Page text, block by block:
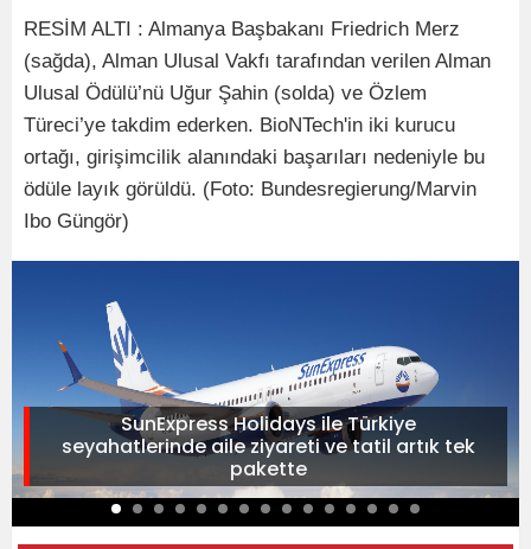
RESİM ALTI : Almanya Başbakanı Friedrich Merz
(sağda), Alman Ulusal Vakfı tarafından verilen Alman
Ulusal Ödülü’nü Uğur Şahin (solda) ve Özlem
Türeci’ye takdim ederken. BioNTech'in iki kurucu
ortağı, girişimcilik alanındaki başarıları nedeniyle bu
ödüle layık görüldü. (Foto: Bundesregierung/Marvin
Ibo Güngör)
SunExpress Holidays ile Türkiye
seyahatlerinde aile ziyareti ve tatil artık tek
pakette